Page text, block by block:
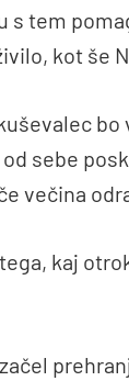
s tem
kot še
bo
sebe
večina
kaj